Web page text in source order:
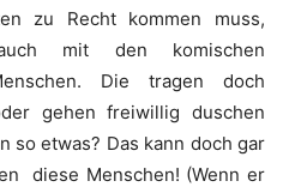
zu Recht kommen muss,
mit den komischen
Die tragen doch
gehen freiwillig duschen
so etwas? Das kann doch gar
diese Menschen! (Wenn er